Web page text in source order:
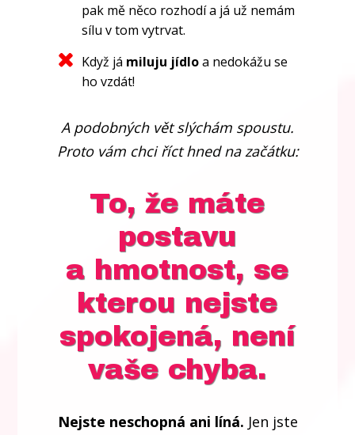
pak mě něco rozhodí a já už nemám
sílu v tom vytrvat.
Když já miluju jídloa nedokážu se
ho vzdát!
A podobných vět slýchám spoustu.
Proto vám chci říct hned na začátku:
To, že máte
postavu
a hmotnost, se
kterou nejste
spokojená, není
vaše chyba.
Nejste neschopná ani líná. Jen jste